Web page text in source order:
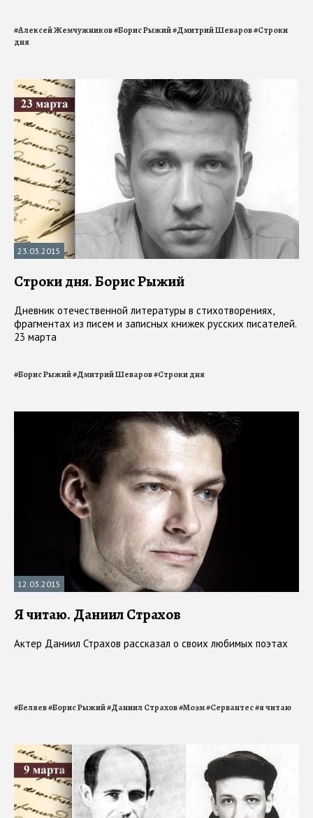
#Алексей Жемчужников#Борис Рыжий#Дмитрий Шеваров#Строки
дня
23.03.2015
Строки дня. Борис Рыжий
Дневник отечественной литературы в стихотворениях,
фрагментах из писем и записных книжек русских писателей.
23 марта
#Борис Рыжий#Дмитрий Шеваров#Строки дня
12.03.2015
Я читаю. Даниил Страхов
Актер Даниил Страхов рассказал о своих любимых поэтах
#Беляев#Борис Рыжий#Даниил Страхов#Моэм#Сервантес#я читаю